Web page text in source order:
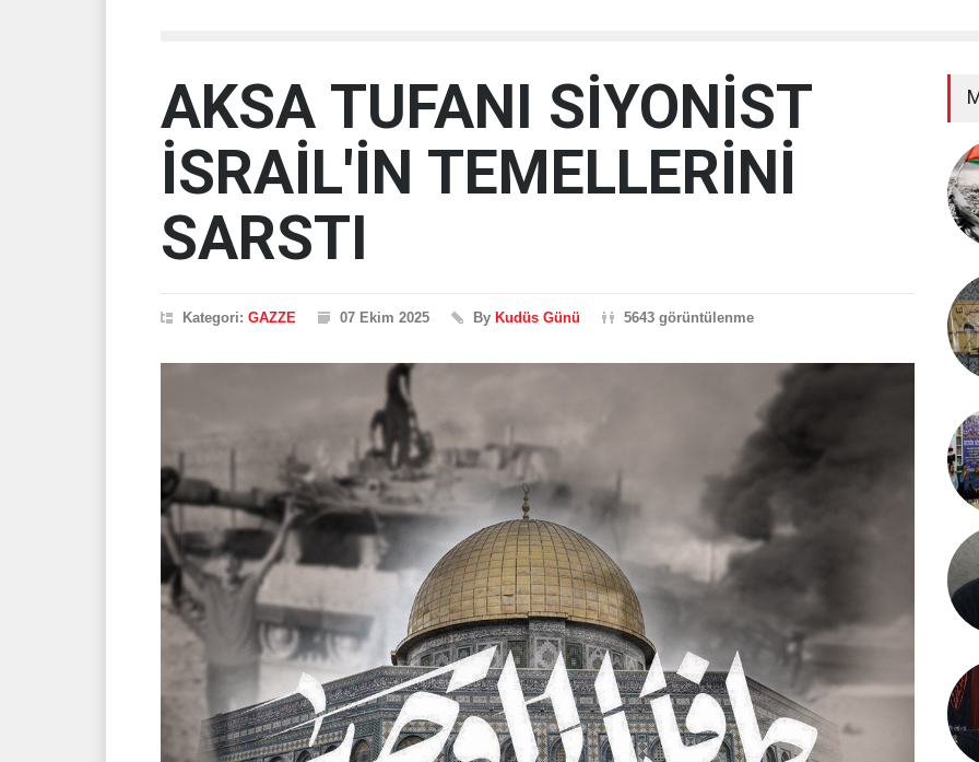
AKSA TUFANI SİYONİST
İSRAİL'İN TEMELLERİNİ
SARSTI
Kategori: GAZZE 07 Ekim 2025 By Kudüs Günü 5643 görüntülenme